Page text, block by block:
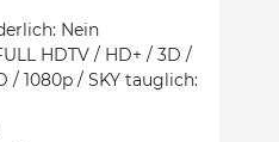
Nein
HDTV / HD+ / 3D /
/ 1080p / SKY tauglich: